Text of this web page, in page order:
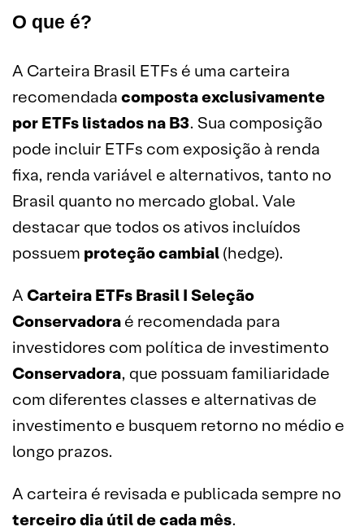
O que é?
A Carteira Brasil ETFs é uma carteira
recomendadacomposta exclusivamente
porETFslistados na B3. Sua composição
pode incluir ETFs com exposição à renda
fixa, renda variável e alternativos, tanto no
Brasil quanto no mercado global. Vale
destacar que todos os ativos incluídos
possuem proteção cambial(hedge).
ACarteira ETFs Brasil I Seleção
Conservadoraé recomendada para
investidores com política de investimento
Conservadora, que possuam familiaridade
com diferentes classes e alternativas de
investimento e busquem retorno no médio e
longo prazos.
A carteira é revisada e publicada sempre no
terceiro dia útil de cada mês.